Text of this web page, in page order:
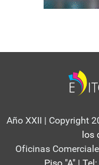
Año XXII | Copyright
los
Oficinas